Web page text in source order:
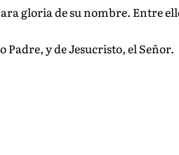
gloria de su nombre. Entre
Padre, y de Jesucristo, el Señor.